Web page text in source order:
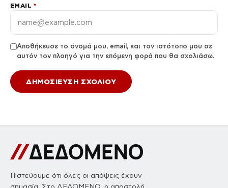
EMAIL *
Αποθήκευσε το όνομά μου, email, και τον ιστότοπο μου σε
αυτόν τον πλοηγό για την επόμενη φορά που θα σχολιάσω.
Πιστεύουμε ότι όλες οι απόψεις έχουν